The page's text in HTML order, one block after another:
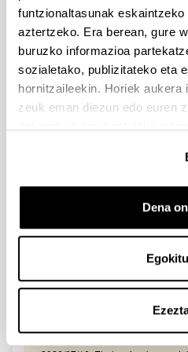
funtzionaltasunak eskaintzeko
aztertzeko. Era berean, gure
buruzko informazioa
sozialetako, publizitateko eta
hornitzaileekin. Horiek aukera
zeuk eman diezun edo euren
Dena
Egokitu
2026/03/25. Onartutako eta
behineko zerrendako akatsen
Onartuak izan diren eta akatsen
eskaeren behin-behineko
epea: 2026/03/24tik 2026/04/
Zientzia, Teknologia eta
sustatzeko laguntzen deialdia
Aurkezteko epea zabalik: 2026/
Dokumentazioa bidaltzeko
2026/09/11
PROGRAMME 2027
IKERTZAILE DOKTOREAK
DEIALDIA (2026)
Izapide irekia (Eskaerak
23:59)